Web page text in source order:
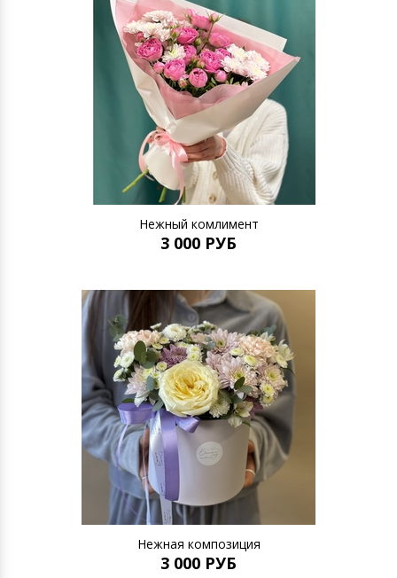
Нежный комлимент
3 000 РУБ
Нежная композиция
3 000 РУБ